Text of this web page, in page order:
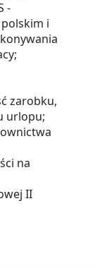
-
i
zarobku,
urlopu;
na
II